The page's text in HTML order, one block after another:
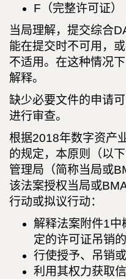
F（完整许可证）
当局理解，提交综合
能在提交时不可用，
不适用。在这种情况
解释。
缺少必要文件的申请
进行审查。
根据2018年数字资产
的规定，本原则（以
管理局（简称当局或
该法案授权当局或
行动或拟议行动：
解释法案附件1中
定的许可证吊销的
行使授予、吊销
利用其权力获取